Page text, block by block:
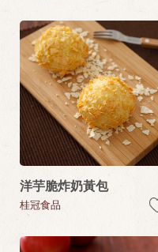
洋芋脆炸奶黃包
桂冠食品